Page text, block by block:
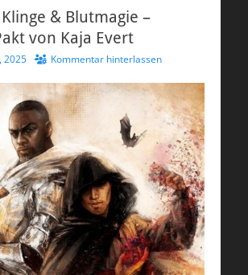
& Blutmagie –
von Kaja Evert
2025 Kommentar hinterlassen